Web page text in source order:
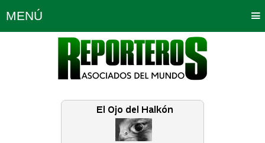
MENÚ
Política Opinión Bogotá
Planeta Tierra Deportes
Educación Neira